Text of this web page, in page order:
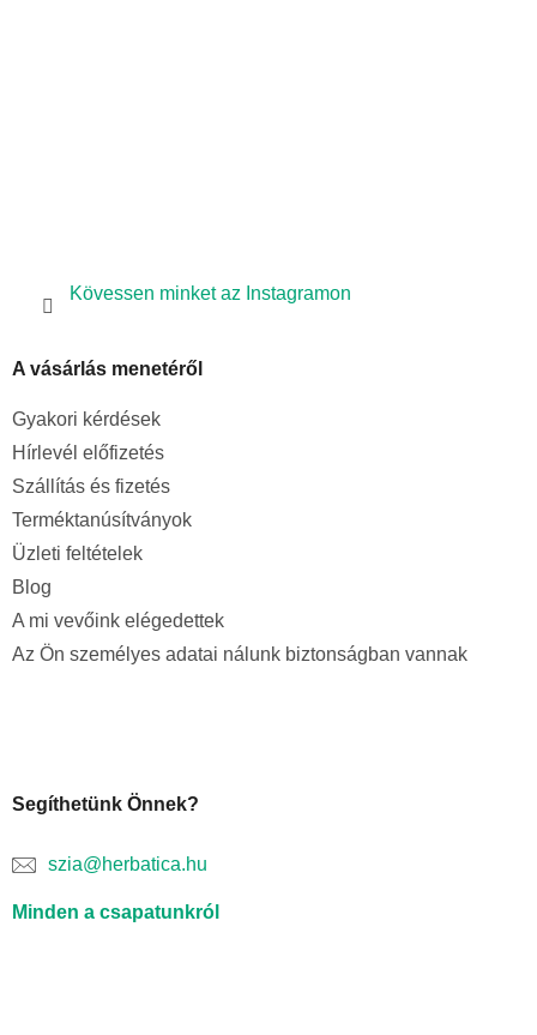
Kövessen minket az Instagramon
A vásárlás menetéről
Gyakori kérdések
Hírlevél előfizetés
Szállítás és fizetés
Terméktanúsítványok
Üzleti feltételek
Blog
A mi vevőink elégedettek
Az Ön személyes adatai nálunk biztonságban vannak
Segíthetünk Önnek?
szia@herbatica.hu
Minden a csapatunkról